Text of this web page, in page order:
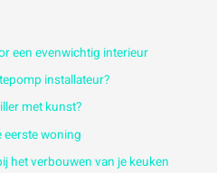
een evenwichtig interieur
installateur?
met kunst?
eerste woning
het verbouwen van je keuken